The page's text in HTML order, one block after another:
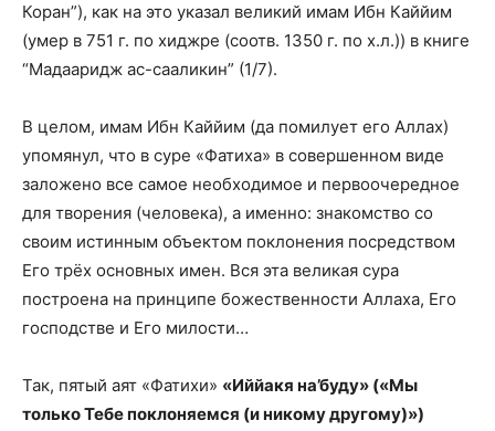
Коран”), как на это указал великий имам Ибн Каййим
(умер в 751 г. по хиджре (соотв. 1350 г. по х.л.)) в книге
“Мадааридж ас-сааликин” (1/7).
В целом, имам Ибн Каййим (да помилует его Аллах)
упомянул, что в суре «Фатиха» в совершенном виде
заложено все самое необходимое и первоочередное
для творения (человека), а именно: знакомство со
своим истинным объектом поклонения посредством
Его трёх основных имен. Вся эта великая сура
построена на принципе божественности Аллаха, Его
господстве и Его милости…
Так, пятый аят «Фатихи» «Иййакя на’буду» («Мы
только Тебе поклоняемся (и никому другому)»)